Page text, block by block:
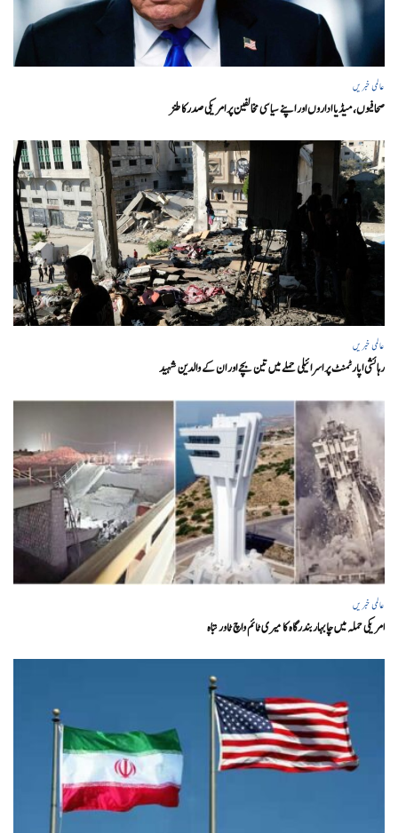
عالمی خبریں
صحافیوں، میڈیا اداروں اور اپنے سیاسی مخالفین پر امریکی صدرکا طنز
عالمی خبریں
رہائشی اپارٹمنٹ پر اسرائیلی حملے میں تین بچے اور ان کے والدین شہید
عالمی خبریں
امریکی حملہ میں چابہار بندرگاہ کا میری ٹائم واچ ٹاور تباہ